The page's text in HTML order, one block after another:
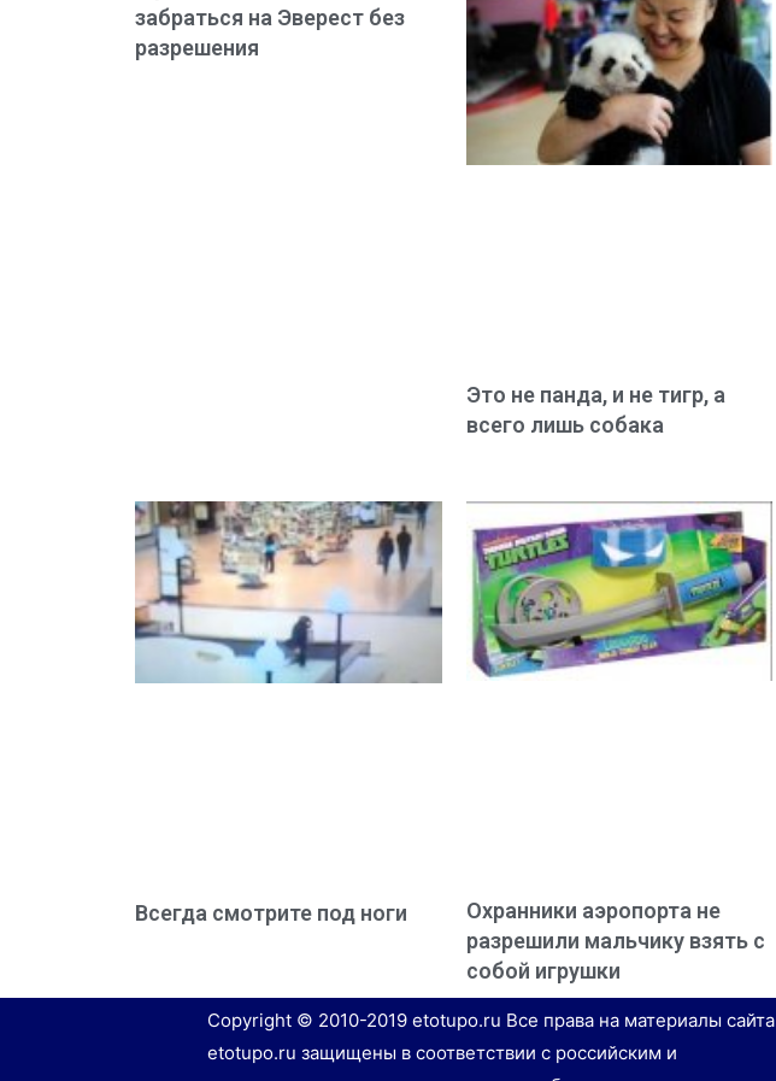
забраться на Эверест без
разрешения
Это не панда, и не тигр, а
всего лишь собака
Всегда смотрите под ноги
Охранники аэропорта не
разрешили мальчику взять с
собой игрушки
Copyright © 2010-2019 etotupo.ru Все права на материалы сайта
etotupo.ru защищены в соответствии с российским и